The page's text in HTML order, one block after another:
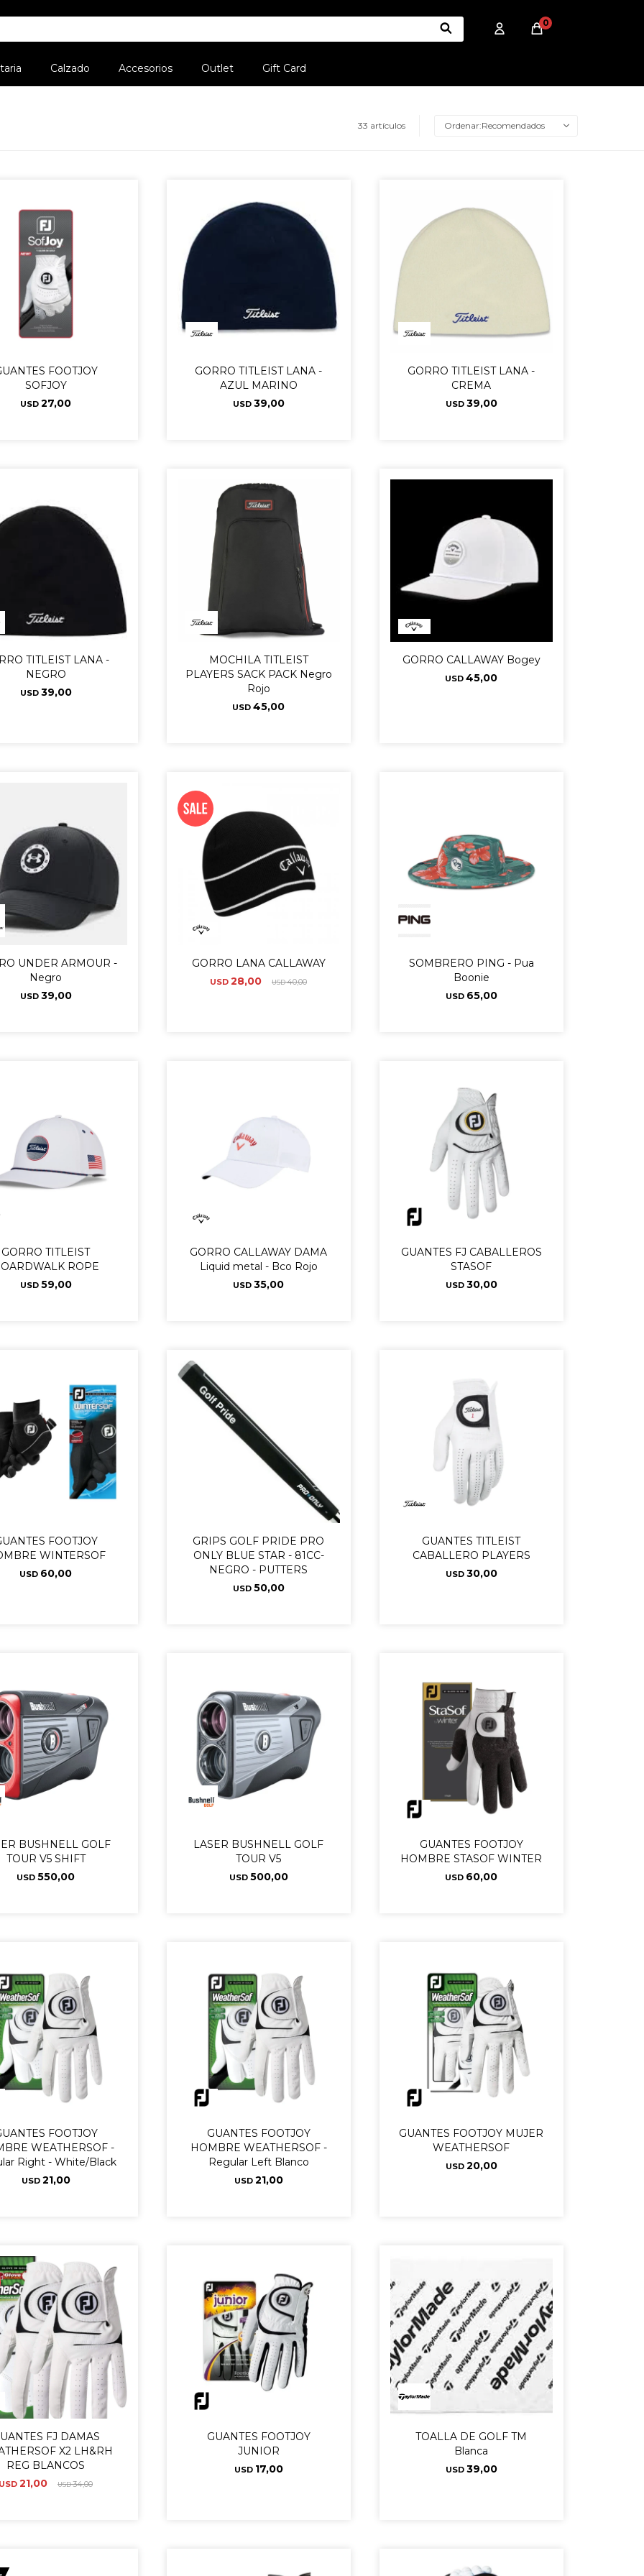
Calzado Accesorios Outlet Gift Card
0
33 artículos Recomendados
FOOTJOY
SOFJOY
USD 27,00
GORRO TITLEIST LANA -
AZUL MARINO
USD 39,00
GORRO TITLEIST LANA -
CREMA
USD 39,00
TITLEIST LANA -
NEGRO
USD 39,00
MOCHILA TITLEIST
PLAYERS SACK PACK Negro
Rojo
USD 45,00
GORRO CALLAWAY Bogey
USD 45,00
UNDER ARMOUR -
Negro
USD 39,00
GORRO LANA CALLAWAY
USD 28,00 USD40,00
SOMBRERO PING - Pua
Boonie
USD 65,00
GORRO TITLEIST
ROPE
USD 59,00
GORRO CALLAWAY DAMA
Liquid metal - Bco Rojo
USD 35,00
GUANTES FJ CABALLEROS
STASOF
USD 30,00
FOOTJOY
WINTERSOF
USD 60,00
GRIPS GOLF PRIDE PRO
ONLY BLUE STAR - 81CC-
NEGRO - PUTTERS
USD 50,00
GUANTES TITLEIST
CABALLERO PLAYERS
USD 30,00
BUSHNELL GOLF
TOUR V5 SHIFT
USD 550,00
LASER BUSHNELL GOLF
TOUR V5
USD 500,00
GUANTES FOOTJOY
HOMBRE STASOF WINTER
USD 60,00
FOOTJOY
WEATHERSOF -
Right - White/Black
USD 21,00
GUANTES FOOTJOY
HOMBRE WEATHERSOF -
Regular Left Blanco
USD 21,00
GUANTES FOOTJOY MUJER
WEATHERSOF
USD 20,00
FJ DAMAS
X2 LH&RH
REG BLANCOS
21,00 USD34,00
GUANTES FOOTJOY
JUNIOR
USD 17,00
TOALLA DE GOLF TM
Blanca
USD 39,00